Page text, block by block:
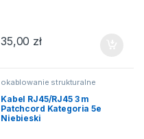
35,00 zł
okablowanie strukturalne
Kabel RJ45/RJ45 3 m
Patchcord Kategoria 5e
Niebieski